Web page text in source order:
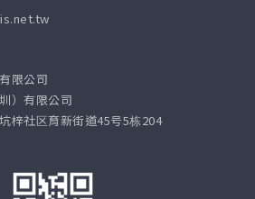
限公司
）有限公司
梓社区育新街道45号5栋204